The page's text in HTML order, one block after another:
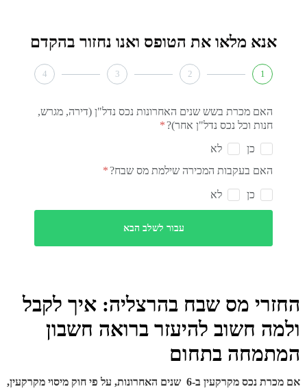
אנא מלאו את הטופס ואנו נחזור בהקדם
2
3
4
האם מכרת בשש שנים האחרונות נכס נדל"ן (דירה, מגרש,
חנות וכל נכס נדל"ן אחר)?
לא
האם בעקבות המכירה שילמת מס שבח?
לא
עבור לשלב הבא
מס שבח בהרצליה: איך לקבל
חשוב להיעזר ברואה חשבון
בתחום
מקרקעין ב-6 שנים האחרונות,
על פי חוק מיסוי מקרקעין,